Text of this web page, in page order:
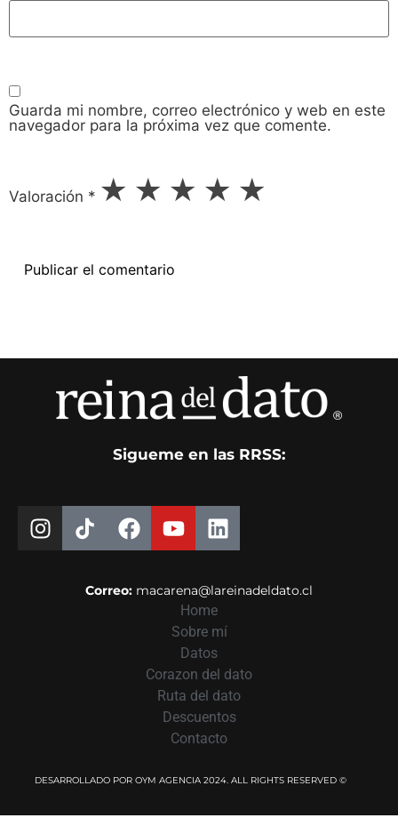
Guarda mi nombre, correo electrónico y web en este
navegador para la próxima vez que comente.
Valoración * ★
★
★
★
★
Sigueme en las RRSS:
Correo: macarena@lareinadeldato.cl
Home
Sobre mí
Datos
Corazon del dato
Ruta del dato
Descuentos
Contacto
DESARROLLADO POR OYM AGENCIA 2024. ALL RIGHTS RESERVED ©